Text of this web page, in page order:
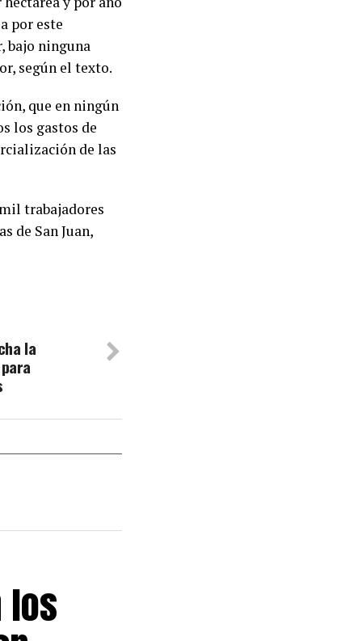
por este
bajo ninguna
según el texto.
que en ningún
los gastos de
de las
trabajadores
de San Juan,
la
los